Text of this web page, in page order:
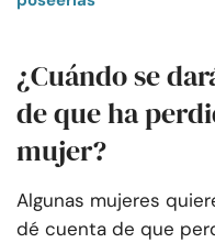
¿Cuándo se
de que ha
mujer?
Algunas mujeres
dé cuenta de que